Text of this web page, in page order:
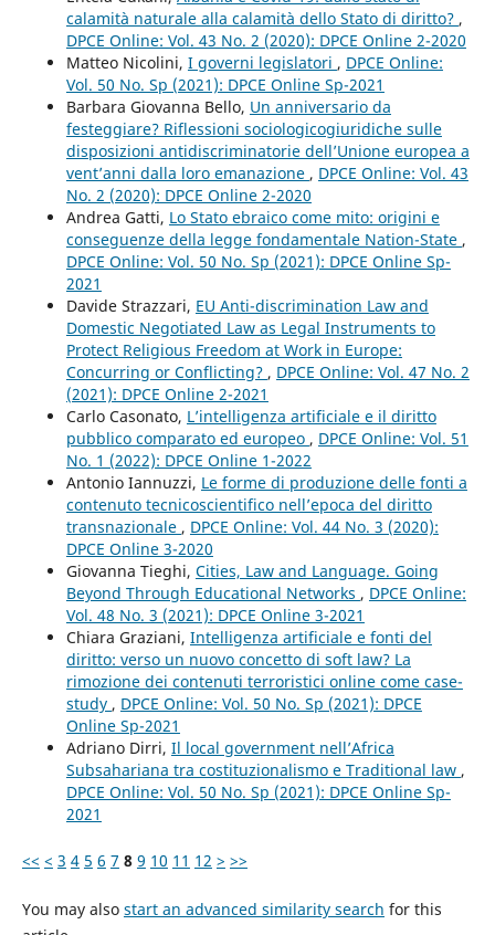
calamità naturale alla calamità dello Stato di diritto? ,
DPCE Online: Vol. 43 No. 2 (2020): DPCE Online 2-2020
Matteo Nicolini, I governi legislatori , DPCE Online:
Vol. 50 No. Sp (2021): DPCE Online Sp-2021
Barbara Giovanna Bello, Un anniversario da
festeggiare? Riflessioni sociologicogiuridiche sulle
disposizioni antidiscriminatorie dell’Unione europea a
vent’anni dalla loro emanazione , DPCE Online: Vol. 43
No. 2 (2020): DPCE Online 2-2020
Andrea Gatti, Lo Stato ebraico come mito: origini e
conseguenze della legge fondamentale Nation-State ,
DPCE Online: Vol. 50 No. Sp (2021): DPCE Online Sp-
2021
Davide Strazzari, EU Anti-discrimination Law and
Domestic Negotiated Law as Legal Instruments to
Protect Religious Freedom at Work in Europe:
Concurring or Conflicting? , DPCE Online: Vol. 47 No. 2
(2021): DPCE Online 2-2021
Carlo Casonato, L’intelligenza artificiale e il diritto
pubblico comparato ed europeo , DPCE Online: Vol. 51
No. 1 (2022): DPCE Online 1-2022
Antonio Iannuzzi, Le forme di produzione delle fonti a
contenuto tecnicoscientifico nell’epoca del diritto
transnazionale , DPCE Online: Vol. 44 No. 3 (2020):
DPCE Online 3-2020
Giovanna Tieghi, Cities, Law and Language. Going
Beyond Through Educational Networks , DPCE Online:
Vol. 48 No. 3 (2021): DPCE Online 3-2021
Chiara Graziani, Intelligenza artificiale e fonti del
diritto: verso un nuovo concetto di soft law? La
rimozione dei contenuti terroristici online come case-
study , DPCE Online: Vol. 50 No. Sp (2021): DPCE
Online Sp-2021
Adriano Dirri, Il local government nell’Africa
Subsahariana tra costituzionalismo e Traditional law ,
DPCE Online: Vol. 50 No. Sp (2021): DPCE Online Sp-
2021
<< < 3 4 5 6 7 8 9 10 11 12 > >>
You may also start an advanced similarity search for this